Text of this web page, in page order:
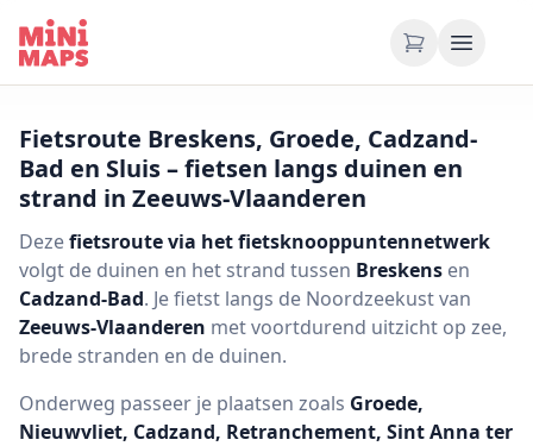
Ga naar inhoud
Fietsroute Breskens, Groede, Cadzand-
Bad en Sluis – fietsen langs duinen en
strand in Zeeuws-Vlaanderen
Dezefietsroute via het fietsknooppuntennetwerk
volgt de duinen en het strand tussen Breskens en
Cadzand-Bad. Je fietst langs de Noordzeekust van
Zeeuws-Vlaanderen met voortdurend uitzicht op zee,
brede stranden en de duinen.
Onderweg passeer je plaatsen zoals Groede,
Nieuwvliet, Cadzand, Retranchement, Sint Anna ter